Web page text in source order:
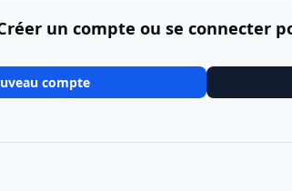
un compte ou se connecter
compte